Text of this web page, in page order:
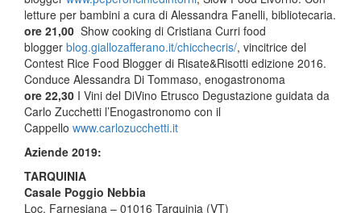
letture per bambini a cura di Alessandra Fanelli, bibliotecaria.
ore 21,00 Show cooking di Cristiana Curri food
blogger blog.giallozafferano.it/chicchecris/, vincitrice del
Contest Rice Food Blogger di Risate&Risotti edizione 2016.
Conduce Alessandra Di Tommaso, enogastronoma
ore 22,30 I Vini del DiVino Etrusco Degustazione guidata da
Carlo Zucchetti l’Enogastronomo con il
Cappello www.carlozucchetti.it
Aziende 2019:
TARQUINIA
Casale Poggio Nebbia
Loc. Farnesiana – 01016 Tarquinia (VT)